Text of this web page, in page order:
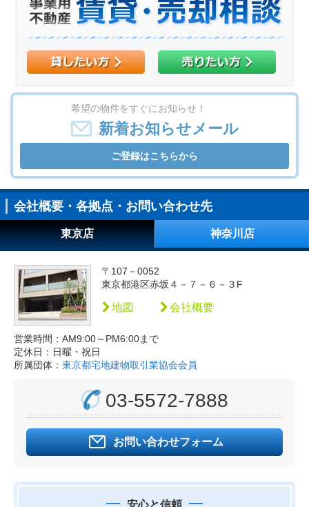
希望の物件をすぐにお知らせ！
新着お知らせメール
ご登録はこちらから
会社概要・各拠点・お問い合わせ先
東京店 神奈川店
〒107－0052
東京都港区赤坂４－７－６－３F
地図 会社概要
営業時間：AM9:00～PM6:00まで
定休日：日曜・祝日
所属団体： 東京都宅地建物取引業協会会員
03-5572-7888
お問い合わせフォーム
安心と信頼